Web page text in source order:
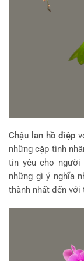
Chậu lan hồ điệp
những cặp tình
tin yêu cho người
những gì ý nghĩa
thành nhất đến với